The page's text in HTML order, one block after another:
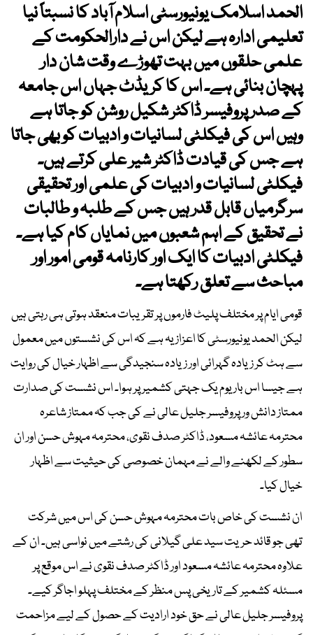
الحمد اسلامک یونیورسٹی اسلام آباد کا نسبتاً نیا
تعلیمی ادارہ ہے لیکن اس نے دارالحکومت کے
علمی حلقوں میں بہت تھوڑے وقت شان دار
پہچان بنائی ہے۔ اس کا کریڈٹ جہاں اس جامعہ
کے صدر پروفیسر ڈاکٹر شکیل روشن کو جاتا ہے
وہیں اس کی فیکلٹی لسانیات و ادبیات کو بھی جاتا
ہے جس کی قیادت ڈاکٹر شیر علی کرتے ہیں۔
فیکلٹی لسانیات و ادبیات کی علمی اور تحقیقی
سرگرمیاں قابل قدر ہیں جس کے طلبہ و طالبات
نے تحقیق کے اہم شعبوں میں نمایاں کام کیا ہے۔
فیکلٹی ادبیات کا ایک اور کارنامہ قومی امور اور
مباحث سے تعلق رکھتا ہے۔
قومی ایام پر مختلف پلیٹ فارموں پر تقریبات منعقد ہوتی ہی رہتی ہیں
لیکن الحمد یونیورسٹی کا اعزاز یہ ہے کہ اس کی نشستوں میں معمول
سے ہٹ کر زیادہ گہرائی اور زیادہ سنجیدگی سے اظہار خیال کی روایت
ہے جیسا اس بار یوم یک جہتی کشمیر پر ہوا۔ اس نشست کی صدارت
ممتاز دانش ور پروفیسر جلیل عالی نے کی جب کہ ممتاز شاعرہ
محترمہ عائشہ مسعود، ڈاکٹر صدف نقوی، محترمہ مہوش حسن اور ان
سطور کے لکھنے والے نے مہمان خصوصی کی حیثیت سے اظہار
خیال کیا۔
ان نشست کی خاص بات محترمہ مہوش حسن کی اس میں شرکت
تھی جو قائد حریت سید علی گیلانی کی رشتے میں نواسی ہیں۔ ان کے
علاوہ محترمہ عائشہ مسعود اور ڈاکٹر صدف نقوی نے اس موقع پر
مسئلہ کشمیر کے تاریخی پس منظر کے مختلف پہلو اجاگر کیے۔
پروفیسر جلیل عالی نے حق خود ارادیت کے حصول کے لیے مزاحمت